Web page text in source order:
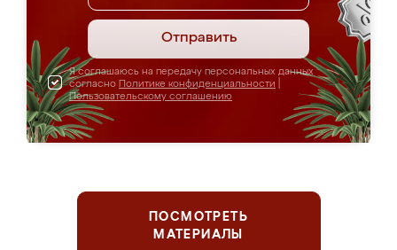
Отправить
Я соглашаюсь на передачу персональных данных
согласно Политике конфиденциальности
Пользовательскому соглашению
ПОСМОТРЕТЬ
МАТЕРИАЛЫ